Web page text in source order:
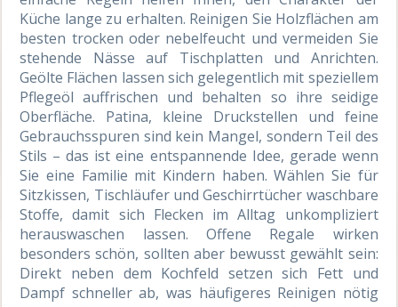
Küche lange zu erhalten. Reinigen Sie Holzflächen am
besten trocken oder nebelfeucht und vermeiden Sie
stehende Nässe auf Tischplatten und Anrichten.
Geölte Flächen lassen sich gelegentlich mit speziellem
Pflegeöl auffrischen und behalten so ihre seidige
Oberfläche. Patina, kleine Druckstellen und feine
Gebrauchsspuren sind kein Mangel, sondern Teil des
Stils – das ist eine entspannende Idee, gerade wenn
Sie eine Familie mit Kindern haben. Wählen Sie für
Sitzkissen, Tischläufer und Geschirrtücher waschbare
Stoffe, damit sich Flecken im Alltag unkompliziert
herauswaschen lassen. Offene Regale wirken
besonders schön, sollten aber bewusst gewählt sein:
Direkt neben dem Kochfeld setzen sich Fett und
Dampf schneller ab, was häufigeres Reinigen nötig